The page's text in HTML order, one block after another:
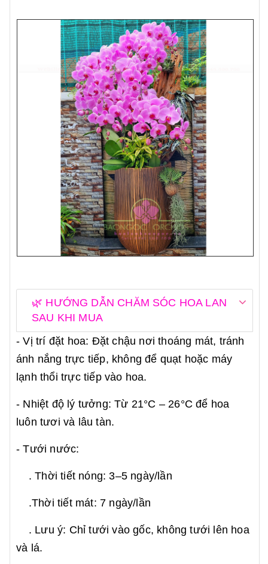
🌿 HƯỚNG DẪN CHĂM SÓC HOA LAN
SAU KHI MUA
- Vị trí đặt hoa: Đặt chậu nơi thoáng mát, tránh
ánh nắng trực tiếp, không để quạt hoặc máy
lạnh thổi trực tiếp vào hoa.
- Nhiệt độ lý tưởng: Từ 21°C – 26°C để hoa
luôn tươi và lâu tàn.
- Tưới nước:
. Thời tiết nóng: 3–5 ngày/lần
.Thời tiết mát: 7 ngày/lần
. Lưu ý: Chỉ tưới vào gốc, không tưới lên hoa
và lá.